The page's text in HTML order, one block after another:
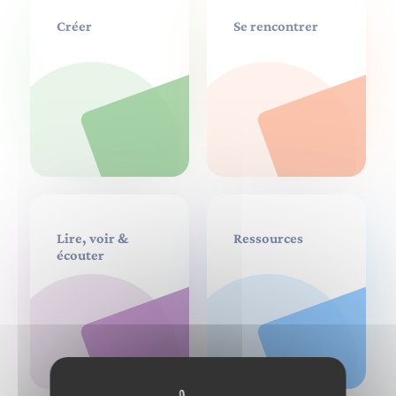
Créer Se rencontrer
Lire, voir &
écouter
Ressources